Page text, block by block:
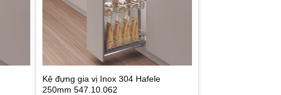
Kệ đựng gia vị Inox 304 Hafele
250mm 547.10.062